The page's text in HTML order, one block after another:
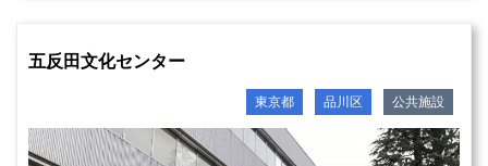
五反田文化センター
東京都 品川区 公共施設